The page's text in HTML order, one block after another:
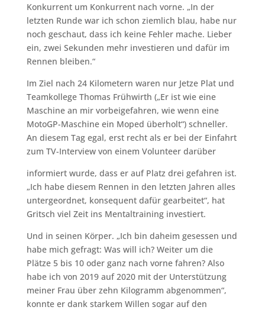
Konkurrent um Konkurrent nach vorne. „In der
letzten Runde war ich schon ziemlich blau, habe nur
noch geschaut, dass ich keine Fehler mache. Lieber
ein, zwei Sekunden mehr investieren und dafür im
Rennen bleiben.“
Im Ziel nach 24 Kilometern waren nur Jetze Plat und
Teamkollege Thomas Frühwirth („Er ist wie eine
Maschine an mir vorbeigefahren, wie wenn eine
MotoGP-Maschine ein Moped überholt“) schneller.
An diesem Tag egal, erst recht als er bei der Einfahrt
zum TV-Interview von einem Volunteer darüber
informiert wurde, dass er auf Platz drei gefahren ist.
„Ich habe diesem Rennen in den letzten Jahren alles
untergeordnet, konsequent dafür gearbeitet“, hat
Gritsch viel Zeit ins Mentaltraining investiert.
Und in seinen Körper. „Ich bin daheim gesessen und
habe mich gefragt: Was will ich? Weiter um die
Plätze 5 bis 10 oder ganz nach vorne fahren? Also
habe ich von 2019 auf 2020 mit der Unterstützung
meiner Frau über zehn Kilogramm abgenommen“,
konnte er dank starkem Willen sogar auf den